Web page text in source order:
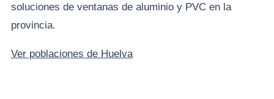
soluciones de ventanas de aluminio y PVC en la
provincia.
Ver poblaciones de Huelva